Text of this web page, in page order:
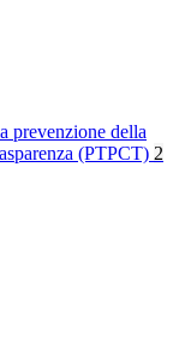
prevenzione della
(PTPCT) 2